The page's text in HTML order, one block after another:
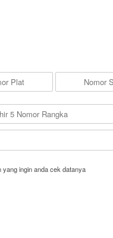
ingin anda cek datanya